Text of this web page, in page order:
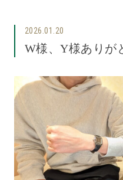
2026.01.20
W様、Y様ありが